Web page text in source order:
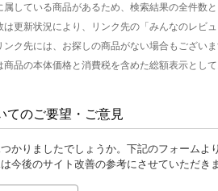
している商品があるため、検索結果の全件数
更新状況により、リンク先の「みんなのレビ
ク先には、お探しの商品がない場合もござい
品の本体価格と消費税を含めた総額表示とし
てのご要望・ご意見
かりましたでしょうか。下記のフォームよ
今後のサイト改善の参考にさせていただきま